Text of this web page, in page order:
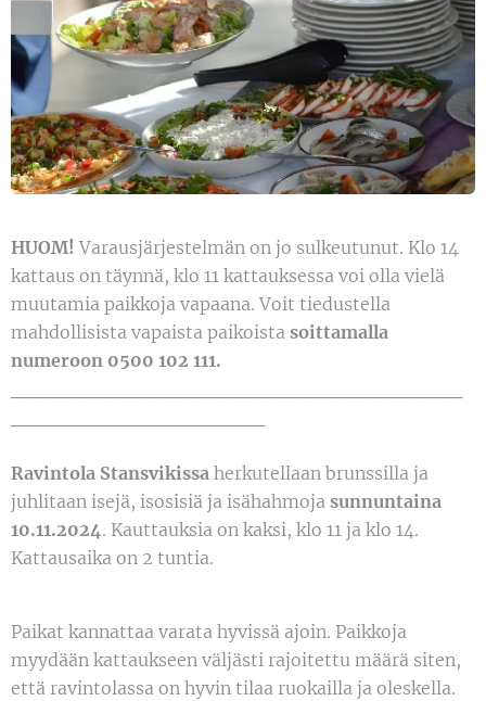
HUOM! Varausjärjestelmän on jo sulkeutunut. Klo 14
kattaus on täynnä, klo 11 kattauksessa voi olla vielä
muutamia paikkoja vapaana. Voit tiedustella
mahdollisista vapaista paikoista soittamalla
numeroon 0500 102 111.
Ravintola Stansvikissa herkutellaan brunssilla ja
juhlitaan isejä, isosisiä ja isähahmoja sunnuntaina
10.11.2024. Kauttauksia on kaksi, klo 11 ja klo 14.
Kattausaika on 2 tuntia.
Paikat kannattaa varata hyvissä ajoin. Paikkoja
myydään kattaukseen väljästi rajoitettu määrä siten,
että ravintolassa on hyvin tilaa ruokailla ja oleskella.